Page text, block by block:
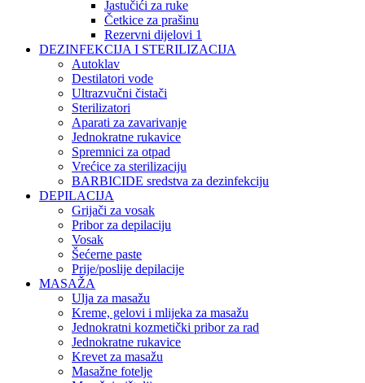
Jastučići za ruke
Četkice za prašinu
Rezervni dijelovi 1
DEZINFEKCIJA I STERILIZACIJA
Autoklav
Destilatori vode
Ultrazvučni čistači
Sterilizatori
Aparati za zavarivanje
Jednokratne rukavice
Spremnici za otpad
Vrećice za sterilizaciju
BARBICIDE sredstva za dezinfekciju
DEPILACIJA
Grijači za vosak
Pribor za depilaciju
Vosak
Šećerne paste
Prije/poslije depilacije
MASAŽA
Ulja za masažu
Kreme, gelovi i mlijeka za masažu
Jednokratni kozmetički pribor za rad
Jednokratne rukavice
Krevet za masažu
Masažne fotelje